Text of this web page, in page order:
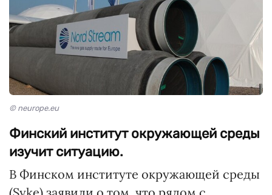
© neurope.eu
Финский институт окружающей среды
изучит ситуацию.
В Финском институте окружающей среды